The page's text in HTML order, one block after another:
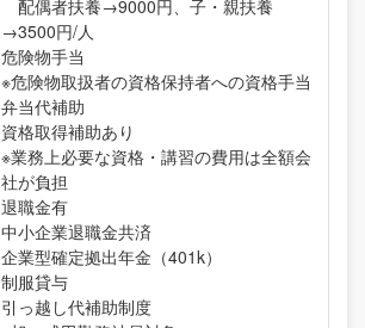
配偶者扶養→9000円、子・親扶養
→3500円/人
危険物手当
※危険物取扱者の資格保持者への資格手当
弁当代補助
資格取得補助あり
※業務上必要な資格・講習の費用は全額会
社が負担
退職金有
中小企業退職金共済
企業型確定拠出年金（401k）
制服貸与
引っ越し代補助制度